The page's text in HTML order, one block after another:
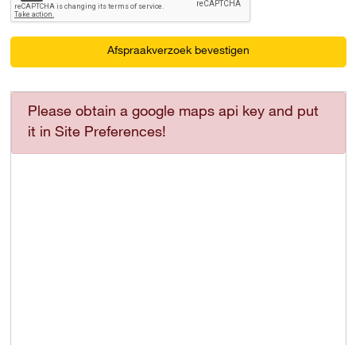
Afspraakverzoek bevestigen
Please obtain a google maps api key and put
it in Site Preferences!